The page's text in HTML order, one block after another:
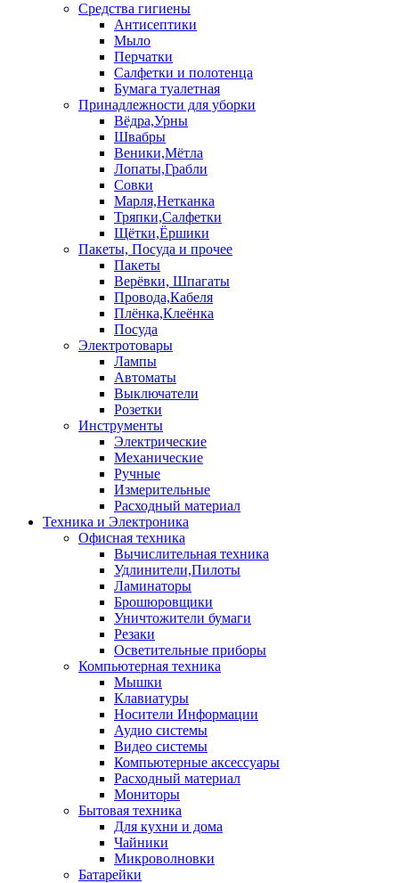
Средства гигиены
Антисептики
Мыло
Перчатки
Салфетки и полотенца
Бумага туалетная
Принадлежности для уборки
Вёдра,Урны
Швабры
Веники,Мётла
Лопаты,Грабли
Совки
Марля,Нетканка
Тряпки,Салфетки
Щётки,Ёршики
Пакеты, Посуда и прочее
Пакеты
Верёвки, Шпагаты
Провода,Кабеля
Плёнка,Клеёнка
Посуда
Электротовары
Лампы
Автоматы
Выключатели
Розетки
Инструменты
Электрические
Механические
Ручные
Измерительные
Расходный материал
Техника и Электроника
Офисная техника
Вычислительная техника
Удлинители,Пилоты
Ламинаторы
Брошюровщики
Уничтожители бумаги
Резаки
Осветительные приборы
Компьютерная техника
Мышки
Клавиатуры
Носители Информации
Аудио системы
Видео системы
Компьютерные аксессуары
Расходный материал
Мониторы
Бытовая техника
Для кухни и дома
Чайники
Микроволновки
Батарейки